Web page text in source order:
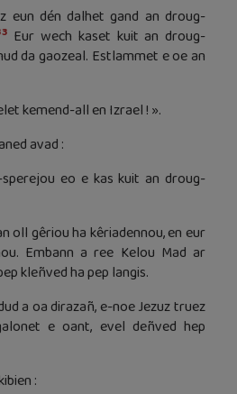
eun dén dalhet gand an droug-
Eur wech kaset kuit an droug-
da gaozeal. Estlammet e oe an
kemend-all en Izrael ! ».
avad :
eo e kas kuit an droug-
oll gêriou ha kêriadennou, en eur
Embann a ree Kelou Mad ar
kleñved ha pep langis.
a oa dirazañ, e-noe Jezuz truez
e oant, evel deñved hep
: